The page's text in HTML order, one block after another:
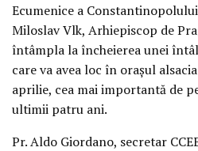
Ecumenice a
Miloslav Vlk, Arhiepiscop de
întâmpla la încheierea unei
care va avea loc în oraşul
aprilie, cea mai importantă de
ultimii patru ani.
Pr. Aldo Giordano, secretar